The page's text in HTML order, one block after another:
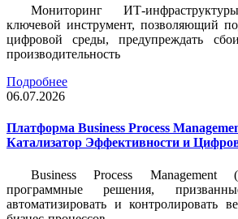
Мониторинг ИТ-
ключевой инструмент, позволяющий
цифровой среды, предупреждать
производительность
Подробнее
06.07.2026
Платформа Business Process
Катализатор Эффективности и
Business Process
программные решения,
автоматизировать и контролировать